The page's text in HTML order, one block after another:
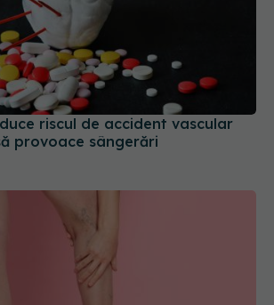
riscul de accident vascular
provoace sângerări